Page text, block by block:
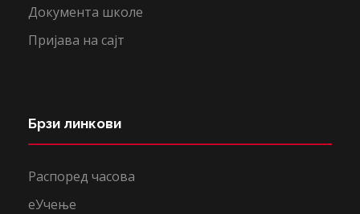
Документа школе
Пријава на сајт
Брзи линкови
Распоред часова
еУчење